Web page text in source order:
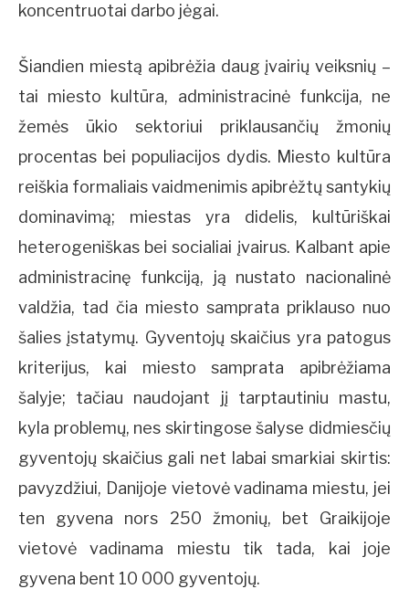
koncentruotai darbo jėgai.
Šiandien miestą apibrėžia daug įvairių veiksnių –
tai miesto kultūra, administracinė funkcija, ne
žemės ūkio sektoriui priklausančių žmonių
procentas bei populiacijos dydis. Miesto kultūra
reiškia formaliais vaidmenimis apibrėžtų santykių
dominavimą; miestas yra didelis, kultūriškai
heterogeniškas bei socialiai įvairus. Kalbant apie
administracinę funkciją, ją nustato nacionalinė
valdžia, tad čia miesto samprata priklauso nuo
šalies įstatymų. Gyventojų skaičius yra patogus
kriterijus, kai miesto samprata apibrėžiama
šalyje; tačiau naudojant jį tarptautiniu mastu,
kyla problemų, nes skirtingose šalyse didmiesčių
gyventojų skaičius gali net labai smarkiai skirtis:
pavyzdžiui, Danijoje vietovė vadinama miestu, jei
ten gyvena nors 250 žmonių, bet Graikijoje
vietovė vadinama miestu tik tada, kai joje
gyvena bent 10 000 gyventojų.